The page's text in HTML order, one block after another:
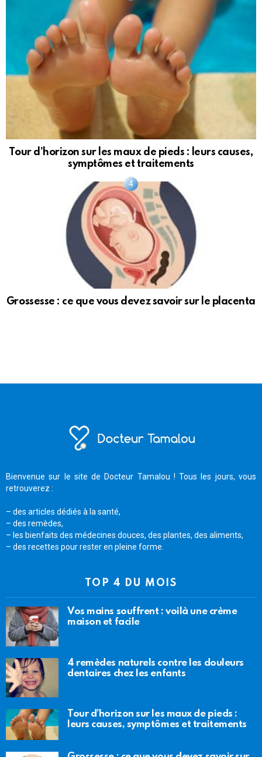
Tour d’horizon sur les maux de pieds : leurs causes,
symptômes et traitements
Grossesse : ce que vous devez savoir sur le placenta
Bienvenue sur le site de Docteur Tamalou ! Tous les jours, vous
retrouverez :
– des articles dédiés à la santé,
– des remèdes,
– les bienfaits des médecines douces, des plantes, des aliments,
– des recettes pour rester en pleine forme.
TOP 4 DU MOIS
Vos mains souffrent : voilà une crème
maison et facile
4 remèdes naturels contre les douleurs
dentaires chez les enfants
Tour d’horizon sur les maux de pieds :
leurs causes, symptômes et traitements